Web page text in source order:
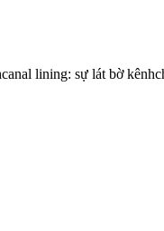
lining: sự lát bờ